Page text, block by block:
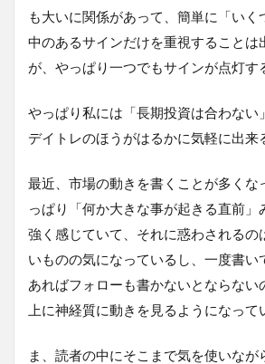
も大いに関係があって、簡単に「いく
中のあるサインだけを重視することは
が、やっぱり一つでもサインが点灯す
やっぱり私には「長期投資は合わない
デイトレのほうがはるかに気軽に出来
最近、市場の動きを書くことが多くな
っぱり「何か大きな事が起きる直前」
強く感じていて、それに惑わされるの
いものの気になっているし、一度書い
あればフォローも書かないとならない
上に神経質に動きを見るようになって
ま、読者の中にそこまで気を使いなが